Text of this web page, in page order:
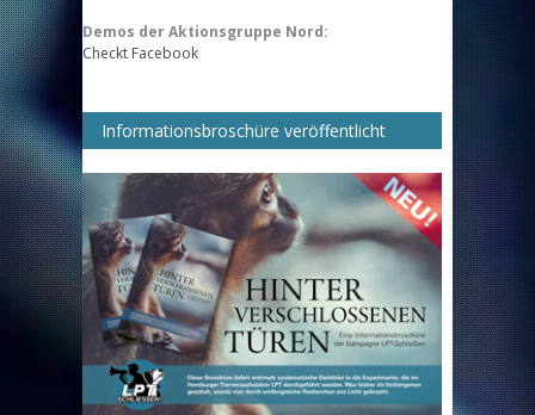
Demos der Aktionsgruppe Nord:
Checkt Facebook
Informationsbroschüre veröffentlicht